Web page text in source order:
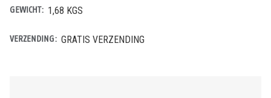
GEWICHT: 1,68 KGS
VERZENDING: GRATIS VERZENDING